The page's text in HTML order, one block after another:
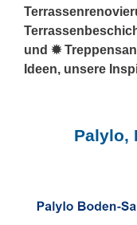
und ✹
Ideen, unsere
Palylo,